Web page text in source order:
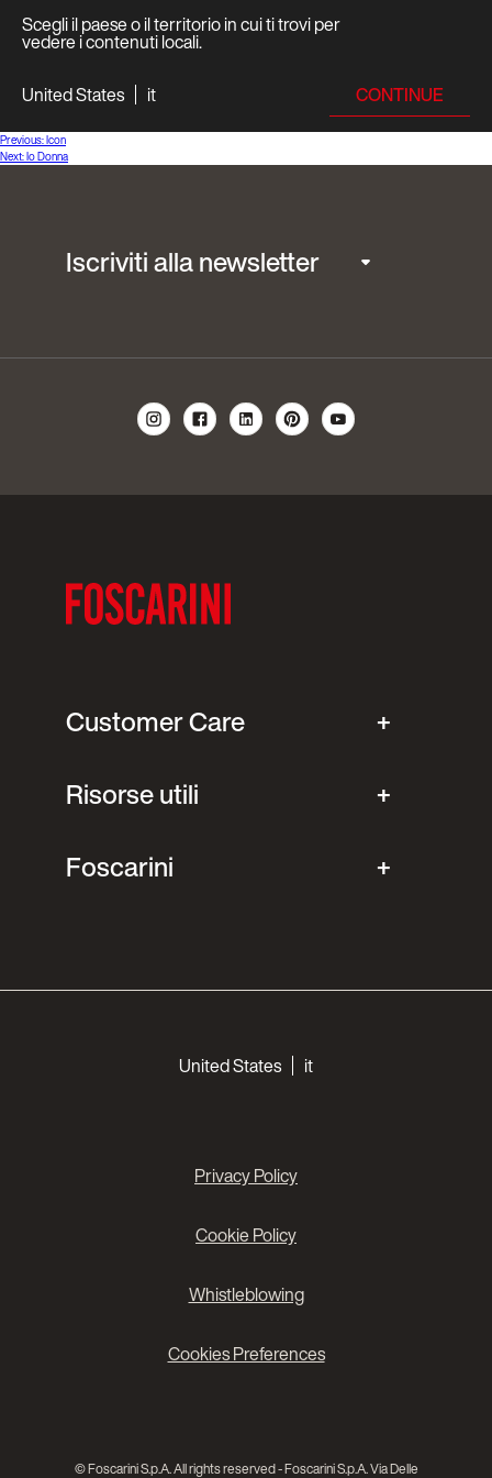
Scegli il paese o il territorio in cui ti trovi per
vedere i contenuti locali.
United States
it CONTINUE
Navigazione
articoli
Previous:Icon
Next:Io Donna
Iscriviti alla newsletter
Customer Care
Risorse utili
Foscarini
United States it
Privacy Policy
Cookie Policy
Whistleblowing
Cookies Preferences
© Foscarini S.p.A. All rights reserved - Foscarini S.p.A. Via Delle